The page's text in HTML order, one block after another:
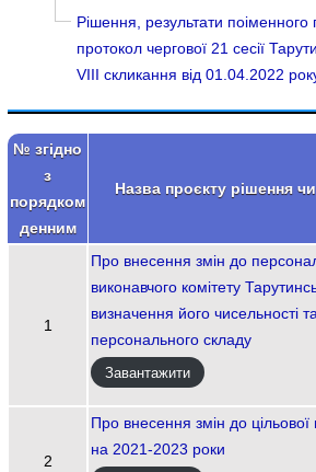
Рішення, результати поіменного
протокол чергової 21 сесії
VIII скликання від 01.04.2022
№ згідно
з
порядком
денним
Назва проєкту рішення
1
Про внесення змін до
виконавчого комітету
визначення його чисельності
персонального складу
Завантажити
2
Про внесення змін до
на 2021-2023 роки